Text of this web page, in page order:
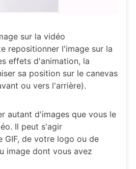
sur la vidéo
repositionner l'image sur la
effets d'animation, la
sa position sur le canevas
ou vers l'arrière).
autant d'images que vous le
Il peut s'agir
GIF, de votre logo ou de
image dont vous avez